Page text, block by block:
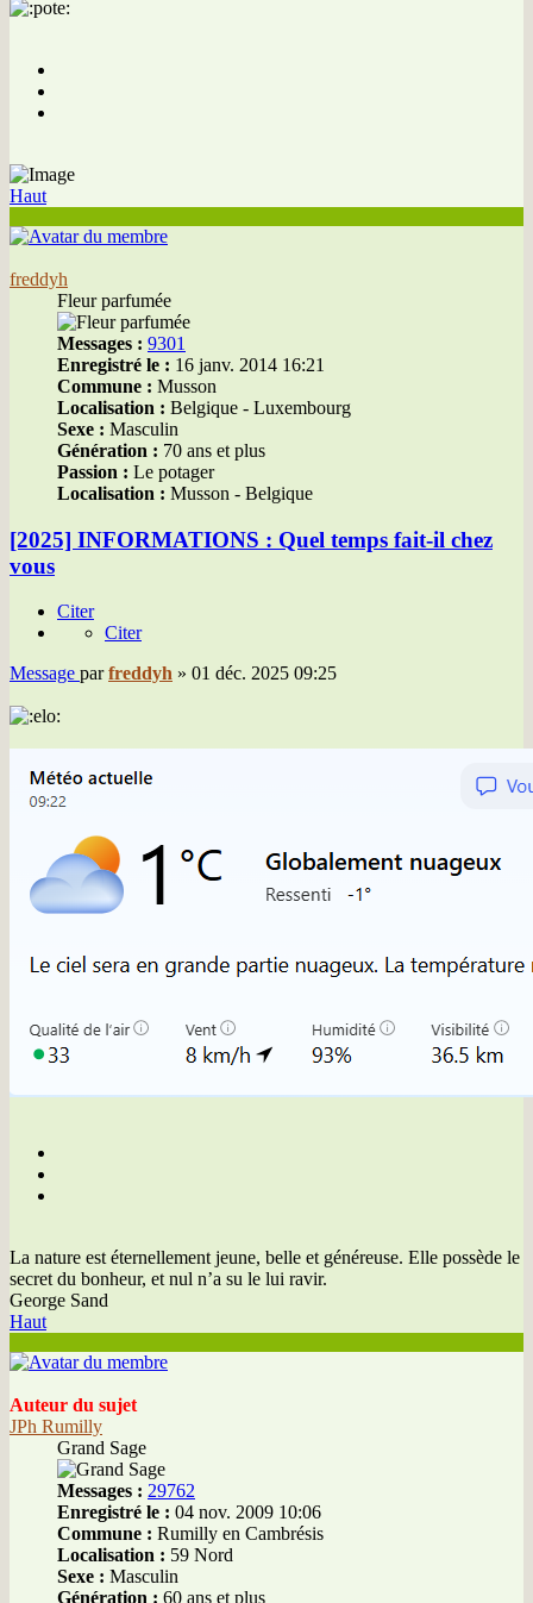
Haut
freddyh
Fleur parfumée
Messages : 9301
Enregistré le : 16 janv. 2014 16:21
Commune : Musson
Localisation : Belgique - Luxembourg
Sexe : Masculin
Génération : 70 ans et plus
Passion : Le potager
Localisation : Musson - Belgique
[2025] INFORMATIONS : Quel temps fait-il chez
vous
Citer
Citer
Message parfreddyh » 01 déc. 2025 09:25
La nature est éternellement jeune, belle et généreuse. Elle possède le
secret du bonheur, et nul n’a su le lui ravir.
George Sand
Haut
Auteur du sujet
JPh Rumilly
Grand Sage
Messages : 29762
Enregistré le : 04 nov. 2009 10:06
Commune : Rumilly en Cambrésis
Localisation : 59 Nord
Sexe : Masculin
Génération : 60 ans et plus